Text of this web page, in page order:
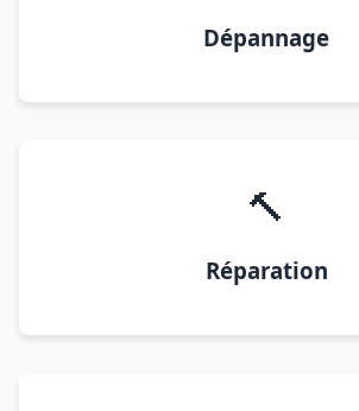
Dépannage
🔨
Réparation